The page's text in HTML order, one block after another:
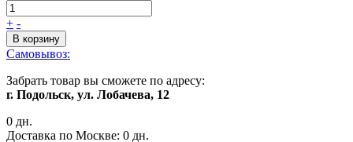
+ -
В корзину
Самовывоз:
Забрать товар вы сможете по адресу:
г. Подольск, ул. Лобачева, 12
0 дн.
Доставка по Москве: 0 дн.